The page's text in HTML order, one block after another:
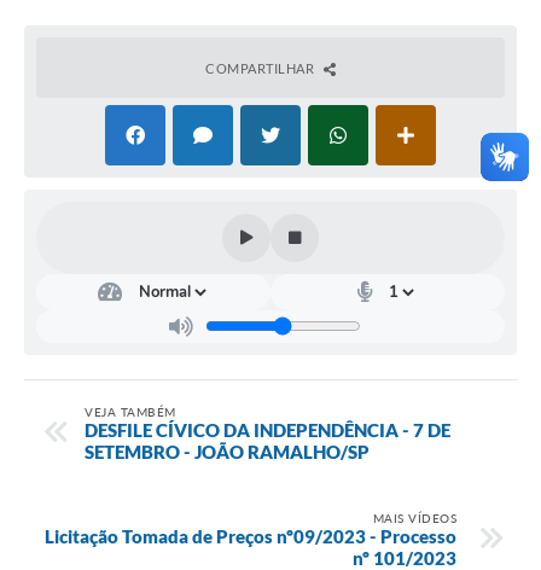
COMPARTILHAR
VEJA TAMBÉM
DESFILE CÍVICO DA INDEPENDÊNCIA - 7 DE
SETEMBRO - JOÃO RAMALHO/SP
MAIS VÍDEOS
Licitação Tomada de Preços nº09/2023 - Processo
nº 101/2023